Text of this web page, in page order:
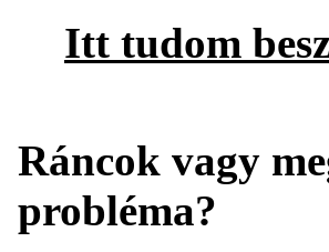
Itt tudom
Ráncok vagy
probléma?